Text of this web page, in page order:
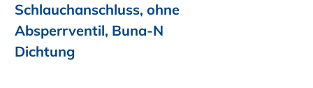
Schlauchanschluss, ohne
Absperrventil, Buna-N
Dichtung